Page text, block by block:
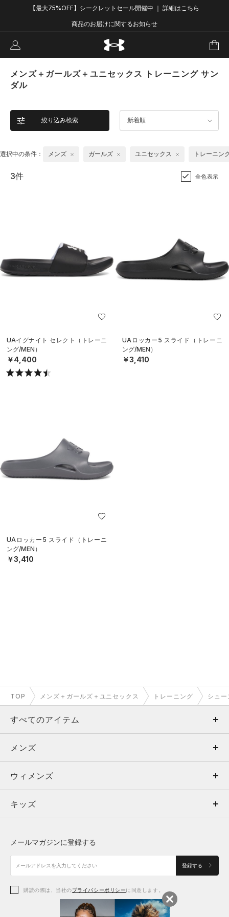
【最大75%OFF】シークレットセール開催中 ｜ 詳細はこちら
商品のお届けに関するお知らせ
メンズ＋ガールズ＋ユニセックス トレーニング サン
ダル
絞り込み検索 新着順
選択中の条件： メンズ ガールズ ユニセックス トレーニン
3件 全色表示
UAイグナイト セレクト（トレーニ
ング/MEN）
￥4,400
UAロッカー5 スライド（トレーニ
ング/MEN）
￥3,410
UAロッカー5 スライド（トレーニ
ング/MEN）
￥3,410
TOP メンズ＋ガールズ＋ユニセックス トレーニング シュー
すべてのアイテム
メンズ
ウィメンズ
キッズ
アクセサリー
メンズ
トップス
ボトムス
アクセサリー
ウィメンズ
トップス
シューズ
アクセサリー
キッズ
シューズ
メールマガジンに登録する
登録する
購読の際は、当社のプライバシーポリシーに同意します。